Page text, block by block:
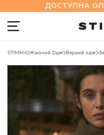
ДОСТУПНА
STIMMA Жіночий Одяг Верхній одяг